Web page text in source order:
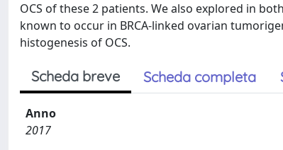
OCS of these 2 patients. We also explored in
known to occur in BRCA-linked ovarian
histogenesis of OCS.
Scheda breve Scheda completa
Anno
2017